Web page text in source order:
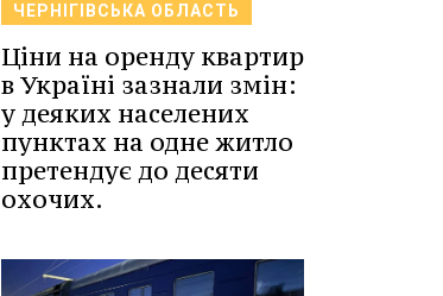
ЧЕРНІГІВСЬКА ОБЛАСТЬ
Ціни на оренду квартир
в Україні зазнали змін:
у деяких населених
пунктах на одне житло
претендує до десяти
охочих.